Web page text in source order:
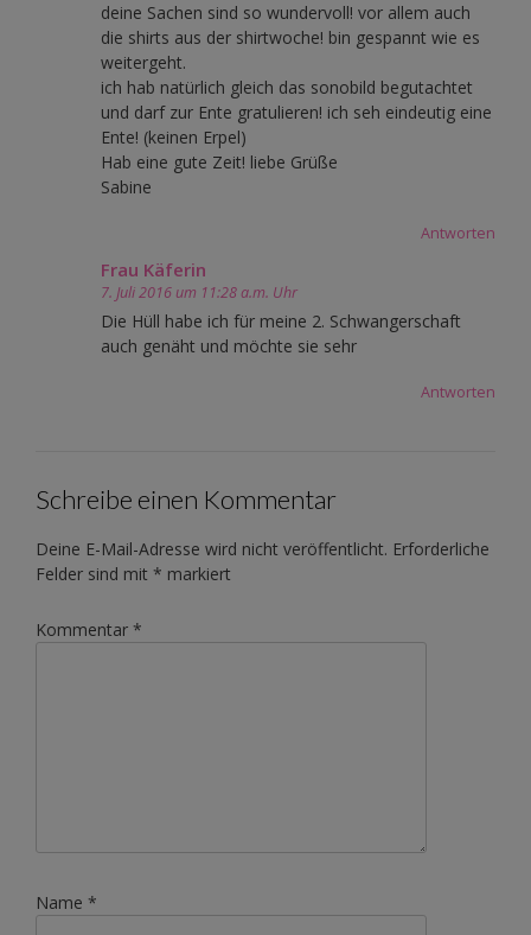
deine Sachen sind so wundervoll! vor allem auch
die shirts aus der shirtwoche! bin gespannt wie es
weitergeht.
ich hab natürlich gleich das sonobild begutachtet
und darf zur Ente gratulieren! ich seh eindeutig eine
Ente! (keinen Erpel)
Hab eine gute Zeit! liebe Grüße
Sabine
Antworten
Frau Käferin
7. Juli 2016 um 11:28 a.m. Uhr
Die Hüll habe ich für meine 2. Schwangerschaft
auch genäht und möchte sie sehr
Antworten
Schreibe einen Kommentar
Deine E-Mail-Adresse wird nicht veröffentlicht. Erforderliche
Felder sind mit * markiert
Kommentar *
Name *